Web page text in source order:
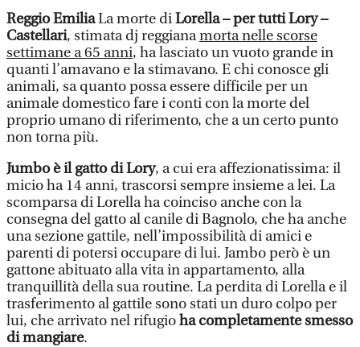
Reggio EmiliaLa morte diLorella – per tutti Lory –
Castellari, stimata dj reggianamorta nelle scorse
settimane a 65 anni, ha lasciato un vuoto grande in
quanti l’amavano e la stimavano. E chi conosce gli
animali, sa quanto possa essere difficile per un
animale domestico fare i conti con la morte del
proprio umano di riferimento, che a un certo punto
non torna più.
Jumbo è il gatto di Lory, a cui era affezionatissima: il
micio ha 14 anni, trascorsi sempre insieme a lei. La
scomparsa di Lorella ha coinciso anche con la
consegna del gatto al canile di Bagnolo, che ha anche
una sezione gattile, nell’impossibilità di amici e
parenti di potersi occupare di lui. Jambo però è un
gattone abituato alla vita in appartamento, alla
tranquillità della sua routine. La perdita di Lorella e il
trasferimento al gattile sono stati un duro colpo per
lui, che arrivato nel rifugioha completamente smesso
di mangiare.